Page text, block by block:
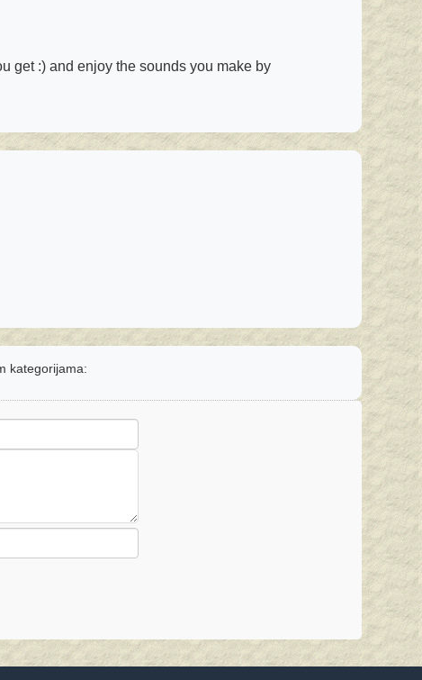
get :) and enjoy the sounds you make by
kategorijama: